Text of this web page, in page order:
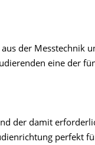
der Messtechnik
eine der
der damit
perfekt